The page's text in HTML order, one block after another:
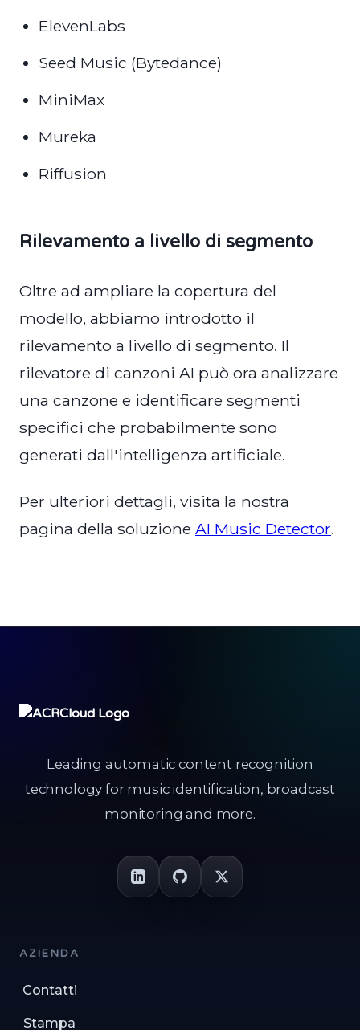
ElevenLabs
Seed Music (Bytedance)
MiniMax
Mureka
Riffusion
Rilevamento a livello di segmento
Oltre ad ampliare la copertura del
modello, abbiamo introdotto il
rilevamento a livello di segmento. Il
rilevatore di canzoni AI può ora analizzare
una canzone e identificare segmenti
specifici che probabilmente sono
generati dall'intelligenza artificiale.
Per ulteriori dettagli, visita la nostra
pagina della soluzione AI Music Detector.
Leading automatic content recognition
technology for music identification, broadcast
monitoring and more.
AZIENDA
Contatti
Stampa